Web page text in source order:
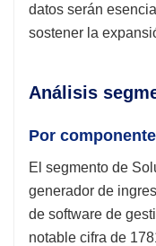
datos serán
sostener la
Análisis
Por
El segmento de
generador de
de software de
notable cifra de